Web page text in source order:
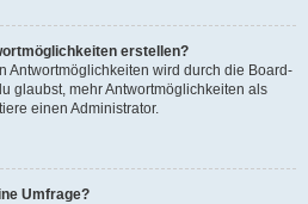
erstellen?
Antwortmöglichkeiten wird durch die Board-
glaubst, mehr Antwortmöglichkeiten als
einen Administrator.
Umfrage?